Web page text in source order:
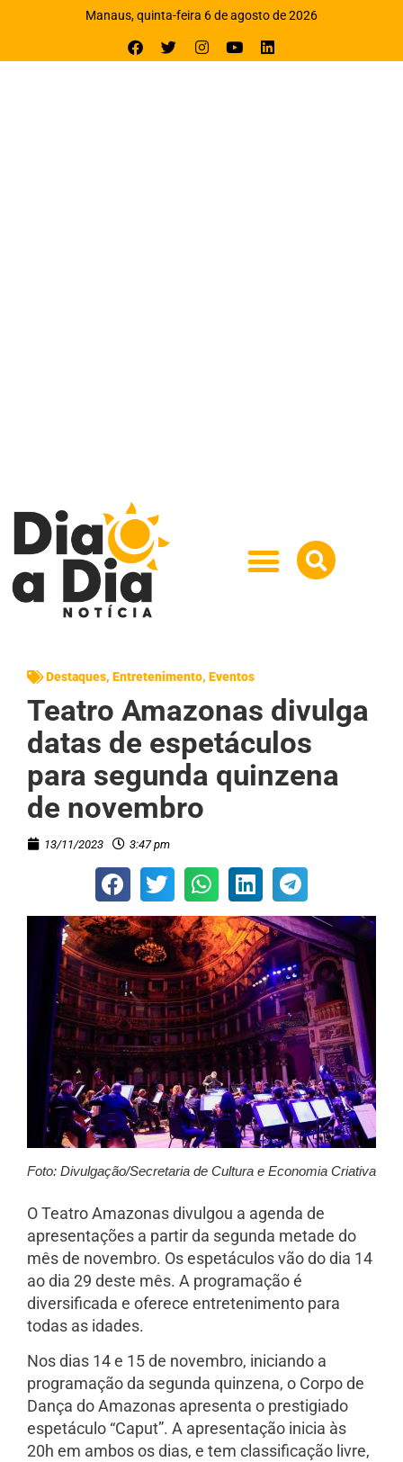
Manaus, quinta-feira 6 de agosto de 2026
Destaques, Entretenimento, Eventos
Teatro Amazonas divulga
datas de espetáculos
para segunda quinzena
de novembro
13/11/2023 3:47 pm
Foto: Divulgação/Secretaria de Cultura e Economia Criativa
O Teatro Amazonas divulgou a agenda de
apresentações a partir da segunda metade do
mês de novembro. Os espetáculos vão do dia 14
ao dia 29 deste mês. A programação é
diversificada e oferece entretenimento para
todas as idades.
Nos dias 14 e 15 de novembro, iniciando a
programação da segunda quinzena, o Corpo de
Dança do Amazonas apresenta o prestigiado
espetáculo “Caput”. A apresentação inicia às
20h em ambos os dias, e tem classificação livre,